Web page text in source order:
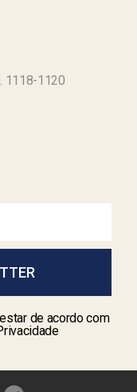
1118-1120
de acordo com